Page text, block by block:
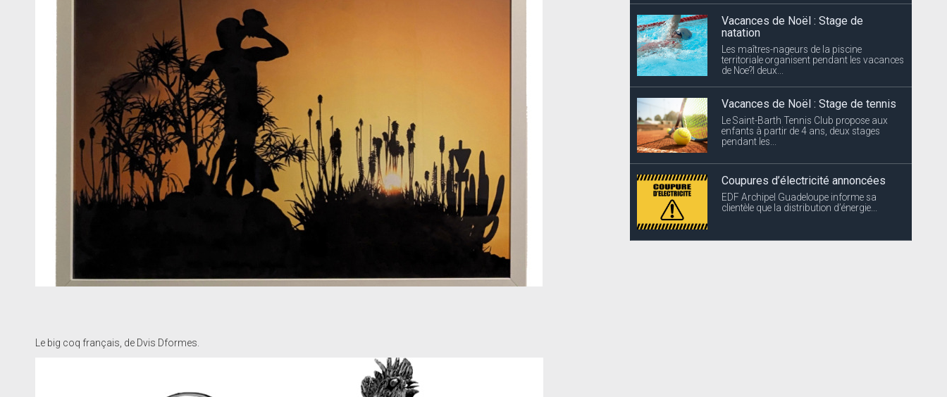
Le big coq français, de Dvis Dformes.
Vacances de Noël : Stage de
natation
Les maîtres-nageurs de la piscine
territoriale organisent pendant les vacances
de Noe?l deux...
Vacances de Noël : Stage de tennis
Le Saint-Barth Tennis Club propose aux
enfants à partir de 4 ans, deux stages
pendant les...
Coupures d’électricité annoncées
EDF Archipel Guadeloupe informe sa
clientèle que la distribution d’énergie...